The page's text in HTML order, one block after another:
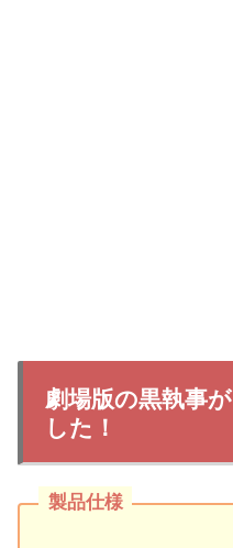
劇場版の黒執事
した！